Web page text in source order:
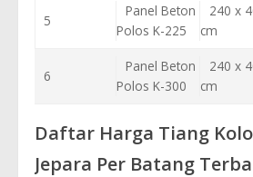
5
Panel Beton
Polos K-225
240 x
cm
6
Panel Beton
Polos K-300
240 x
cm
Daftar Harga Tiang
Jepara Per Batang